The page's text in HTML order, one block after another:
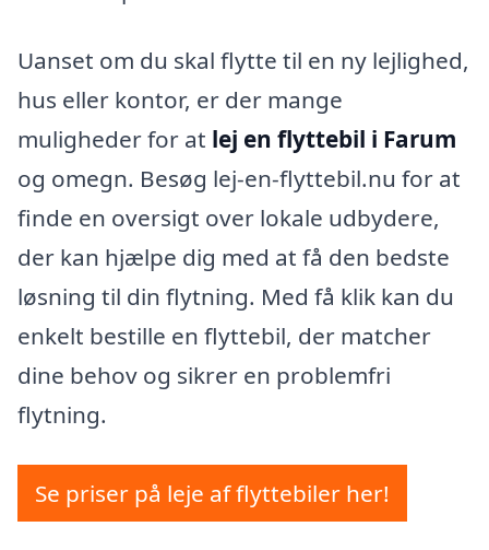
Uanset om du skal flytte til en ny lejlighed,
hus eller kontor, er der mange
muligheder for at lej en flyttebil i Farum
og omegn. Besøg lej-en-flyttebil.nu for at
finde en oversigt over lokale udbydere,
der kan hjælpe dig med at få den bedste
løsning til din flytning. Med få klik kan du
enkelt bestille en flyttebil, der matcher
dine behov og sikrer en problemfri
flytning.
Se priser på leje af flyttebiler her!